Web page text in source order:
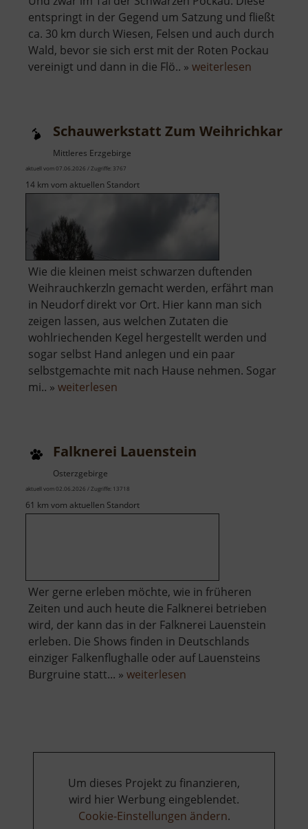
entspringt in der Gegend um Satzung und fließt
ca. 30 km durch Wiesen, Felsen und auch durch
Wald, bevor sie sich erst mit der Roten Pockau
vereinigt und dann in die Flö.. » weiterlesen
Schauwerkstatt Zum Weihrichkarzl
Mittleres Erzgebirge
aktuell vom 07.06.2026 / Zugriffe: 3767
14 km vom aktuellen Standort
Wie die kleinen meist schwarzen duftenden
Weihrauchkerzln gemacht werden, erfährt man
in Neudorf direkt vor Ort. Hier kann man sich
zeigen lassen, aus welchen Zutaten die
wohlriechenden Kegel hergestellt werden und
sogar selbst Hand anlegen und ein paar
selbstgemachte mit nach Hause nehmen. Sogar
mi.. » weiterlesen
Falknerei Lauenstein
Osterzgebirge
aktuell vom 02.06.2026 / Zugriffe: 13718
61 km vom aktuellen Standort
Wer gerne erleben möchte, wie in früheren
Zeiten und auch heute die Falknerei betrieben
wird, der kann das in der Falknerei Lauenstein
erleben. Die Shows finden in Deutschlands
einziger Falkenflughalle oder auf Lauensteins
Burgruine statt... » weiterlesen
Um dieses Projekt zu finanzieren,
wird hier Werbung eingeblendet.
Cookie-Einstellungen ändern.